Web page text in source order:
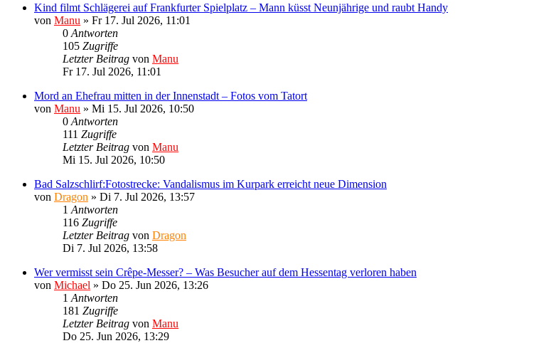
Kind filmt Schlägerei auf Frankfurter Spielplatz – Mann küsst Neunjährige und raubt Handy
von Manu » Fr 17. Jul 2026, 11:01
0 Antworten
105 Zugriffe
Letzter Beitrag von Manu
Fr 17. Jul 2026, 11:01
Mord an Ehefrau mitten in der Innenstadt – Fotos vom Tatort
von Manu » Mi 15. Jul 2026, 10:50
0 Antworten
111 Zugriffe
Letzter Beitrag von Manu
Mi 15. Jul 2026, 10:50
Bad Salzschlirf:Fotostrecke: Vandalismus im Kurpark erreicht neue Dimension
von Dragon » Di 7. Jul 2026, 13:57
1 Antworten
116 Zugriffe
Letzter Beitrag von Dragon
Di 7. Jul 2026, 13:58
Wer vermisst sein Crêpe-Messer? – Was Besucher auf dem Hessentag verloren haben
von Michael » Do 25. Jun 2026, 13:26
1 Antworten
181 Zugriffe
Letzter Beitrag von Manu
Do 25. Jun 2026, 13:29